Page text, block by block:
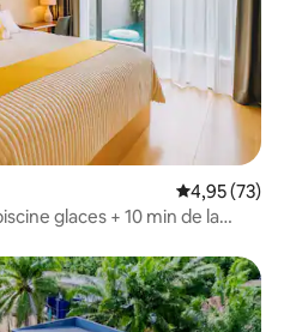
Évaluation
4,95 (73)
glaces + 10 min de la